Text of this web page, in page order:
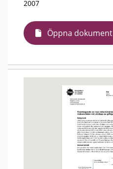
2007
Öppna dokument